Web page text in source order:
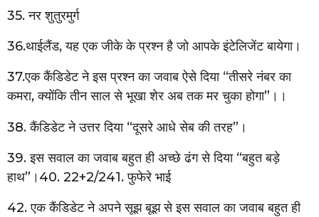
35. नर शुतुरमुर्ग
36.थाईलैंड, यह एक जीके के प्रश्न है जो आपके इंटेलिजेंट बायेगा।
37.एक कैंडिडेट ने इस प्रश्न का जवाब ऐसे दिया “तीसरे नंबर का
कमरा, क्योंकि तीन साल से भूखा शेर अब तक मर चुका होगा”।।
38. कैंडिडेट ने उत्तर दिया “दूसरे आधे सेब की तरह”।
39. इस सवाल का जवाब बहुत ही अच्छे ढंग से दिया “बहुत बड़े
हाथ”।40. 22+2/241. फुफेरे भाई
42. एक कैंडिडेट ने अपने सूझ बूझ से इस सवाल का जवाब बहुत ही